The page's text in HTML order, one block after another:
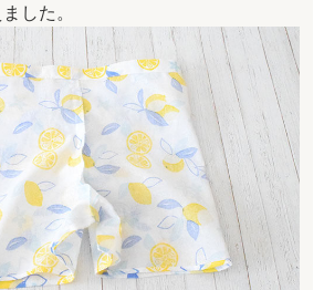
した。